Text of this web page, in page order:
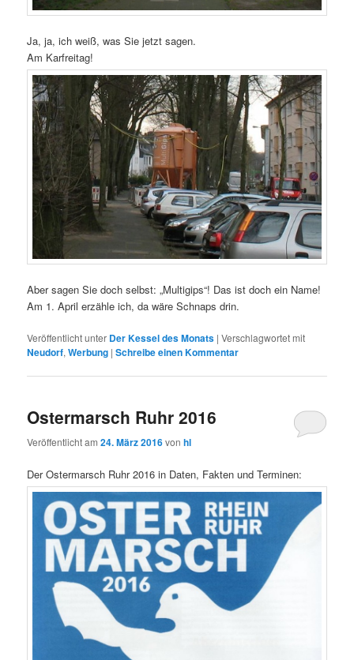
Ja, ja, ich weiß, was Sie jetzt sagen.
Am Karfreitag!
Aber sagen Sie doch selbst: „Multigips“! Das ist doch ein Name!
Am 1. April erzähle ich, da wäre Schnaps drin.
Veröffentlicht unter Der Kessel des Monats |Verschlagwortet mit
Neudorf,Werbung |Schreibe einen Kommentar
Ostermarsch Ruhr 2016
Veröffentlicht am24. März 2016vonhl
Der Ostermarsch Ruhr 2016 in Daten, Fakten und Terminen: